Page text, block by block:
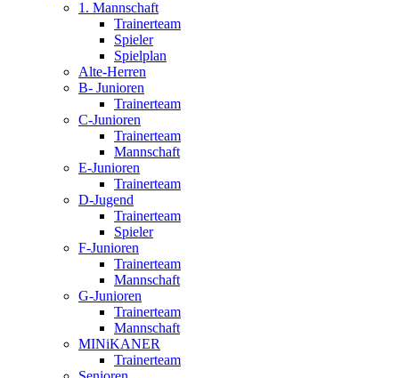
1. Mannschaft
Trainerteam
Spieler
Spielplan
Alte-Herren
B- Junioren
Trainerteam
C-Junioren
Trainerteam
Mannschaft
E-Junioren
Trainerteam
D-Jugend
Trainerteam
Spieler
F-Junioren
Trainerteam
Mannschaft
G-Junioren
Trainerteam
Mannschaft
MINiKANER
Trainerteam